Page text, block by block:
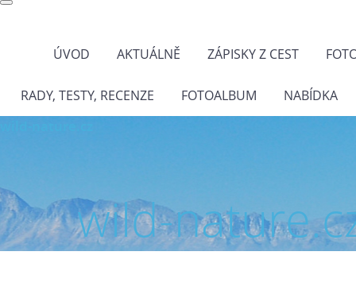
ÚVOD AKTUÁLNĚ ZÁPISKY Z CEST
RADY, TESTY, RECENZE FOTOALBUM NABÍDKA
wild-